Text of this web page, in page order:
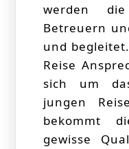
werden
Betreuern
und
Reise
sich um
jungen
bekommt
gewisse